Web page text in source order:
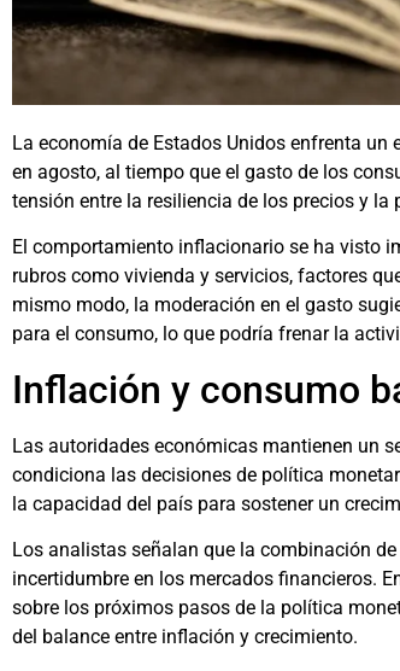
La economía de Estados Unidos enfrenta
en agosto, al tiempo que el gasto de los
tensión entre la resiliencia de los precios y
El comportamiento inflacionario se ha visto
rubros como vivienda y servicios, factores
mismo modo, la moderación en el gasto
para el consumo, lo que podría frenar la
Inflación y consumo
Las autoridades económicas mantienen un
condiciona las decisiones de política
la capacidad del país para sostener un
Los analistas señalan que la combinación
incertidumbre en los mercados financieros.
sobre los próximos pasos de la política
del balance entre inflación y crecimiento.